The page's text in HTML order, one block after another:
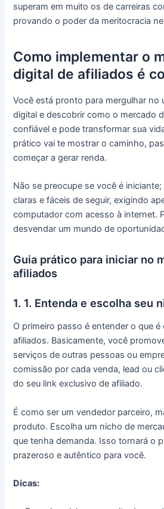
superam em muito os de carreiras
provando o poder da meritocracia
Como implementar o
digital de afiliados é
Você está pronto para mergulhar no
digital e descobrir como o mercado
confiável e pode transformar sua
prático vai te mostrar o caminho,
começar a gerar renda.
Não se preocupe se você é
claras e fáceis de seguir, exigindo
computador com acesso à internet.
desvendar um mundo de
Guia prático para iniciar no
afiliados
1. 1. Entenda e escolha seu
O primeiro passo é entender o que
afiliados. Basicamente, você
serviços de outras pessoas ou
comissão por cada venda, lead ou
do seu link exclusivo de afiliado.
É como ser um vendedor parceiro,
produto. Escolha um nicho de
que tenha demanda. Isso tornará o
prazeroso e autêntico para você.
Dicas: